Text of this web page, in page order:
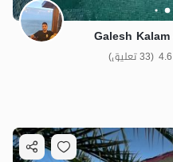
4.6 (33 تعليق)